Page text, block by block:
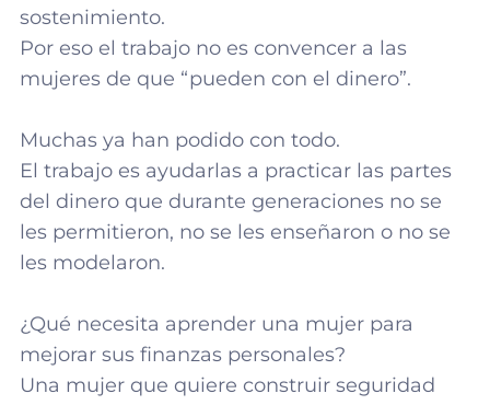
sostenimiento.
Por eso el trabajo no es convencer a las
mujeres de que “pueden con el dinero”.
Muchas ya han podido con todo.
El trabajo es ayudarlas a practicar las partes
del dinero que durante generaciones no se
les permitieron, no se les enseñaron o no se
les modelaron.
¿Qué necesita aprender una mujer para
mejorar sus finanzas personales?
Una mujer que quiere construir seguridad